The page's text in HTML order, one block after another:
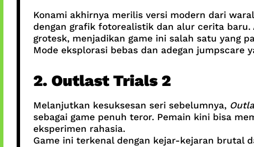
Konami akhirnya merilis versi modern dari
dengan grafik fotorealistik dan alur cerita baru.
grotesk, menjadikan game ini salah satu yang
Mode eksplorasi bebas dan adegan
2. Outlast Trials 2
Melanjutkan kesuksesan seri sebelumnya,
sebagai game penuh teror. Pemain kini bisa
eksperimen rahasia.
Game ini terkenal dengan kejar-kejaran brutal